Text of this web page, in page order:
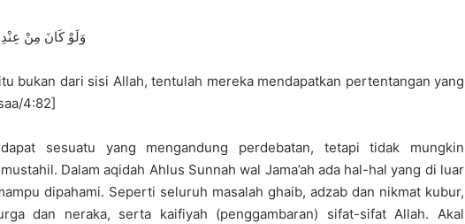
وَلَوْ كَانَ مِنْ عِنْدِ
bukan dari sisi Allah, tentulah mereka mendapatkan pertentangan yang
4:82]
sesuatu yang mengandung perdebatan, tetapi tidak mungkin
Dalam aqidah Ahlus Sunnah wal Jama’ah ada hal-hal yang di luar
dipahami. Seperti seluruh masalah ghaib, adzab dan nikmat kubur,
dan neraka, serta kaifiyah (penggambaran) sifat-sifat Allah. Akal